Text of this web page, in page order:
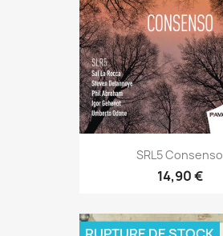
SRL5 Consenso
14,90 €